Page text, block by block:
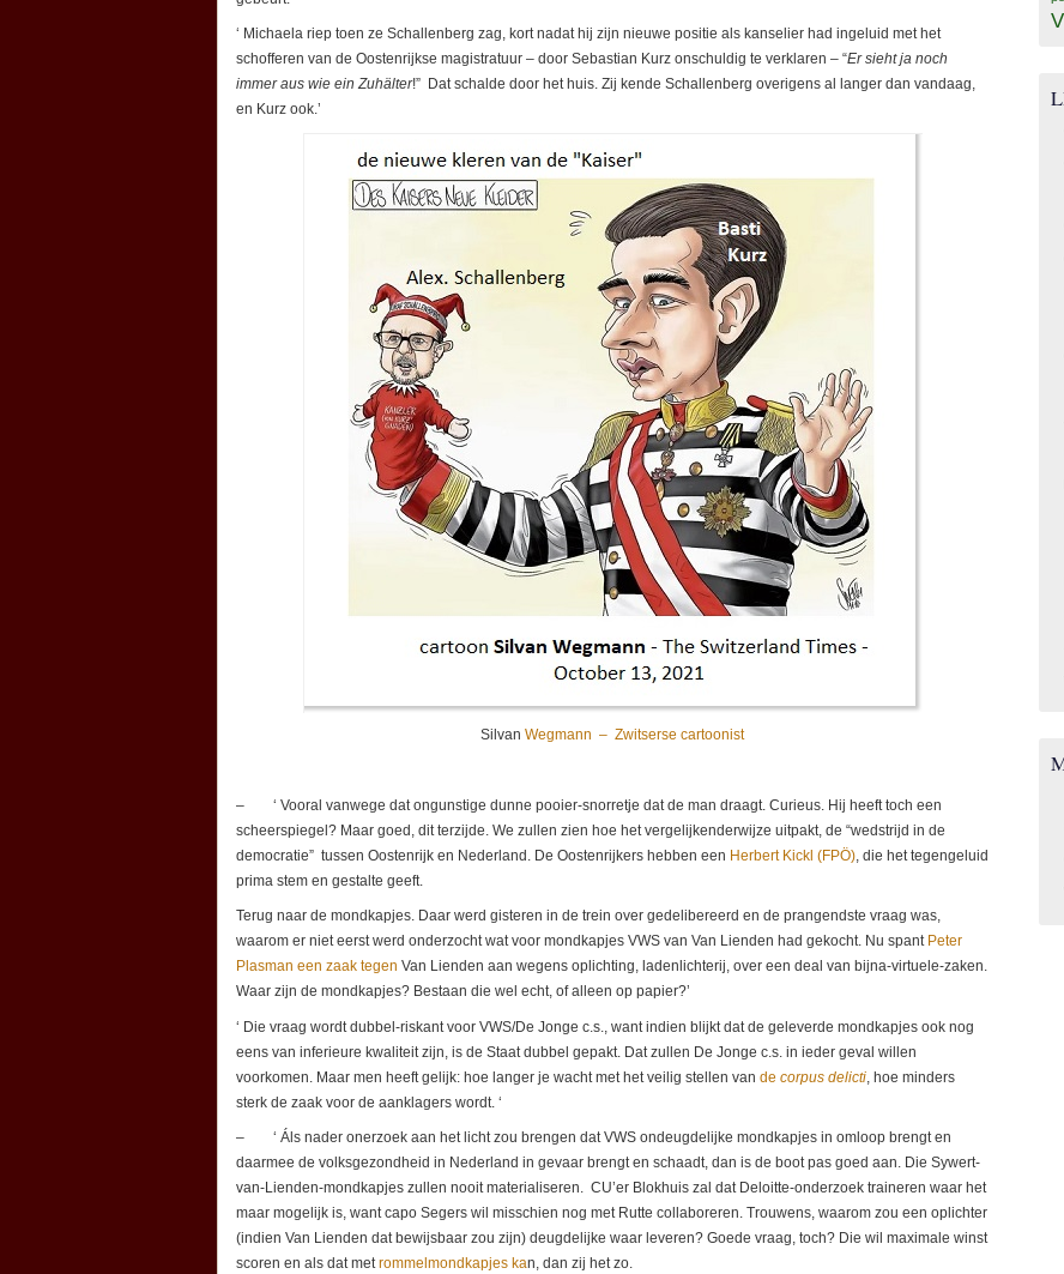
‘ Michaela riep toen ze Schallenberg zag, kort nadat hij zijn nieuwe positie als kanselier had ingeluid met het
schofferen van de Oostenrijkse magistratuur – door Sebastian Kurz onschuldig te verklaren – “Er sieht ja noch
immer aus wie ein Zuhälter!” Dat schalde door het huis. Zij kende Schallenberg overigens al langer dan vandaag,
en Kurz ook.’
Silvan Wegmann – Zwitserse cartoonist
– ‘ Vooral vanwege dat ongunstige dunne pooier-snorretje dat de man draagt. Curieus. Hij heeft toch een
scheerspiegel? Maar goed, dit terzijde. We zullen zien hoe het vergelijkenderwijze uitpakt, de “wedstrijd in de
democratie” tussen Oostenrijk en Nederland. De Oostenrijkers hebben een Herbert Kickl (FPÖ), die het tegengeluid
prima stem en gestalte geeft.
Terug naar de mondkapjes. Daar werd gisteren in de trein over gedelibereerd en de prangendste vraag was,
waarom er niet eerst werd onderzocht wat voor mondkapjes VWS van Van Lienden had gekocht. Nu spant Peter
Plasman een zaak tegen Van Lienden aan wegens oplichting, ladenlichterij, over een deal van bijna-virtuele-zaken.
Waar zijn de mondkapjes? Bestaan die wel echt, of alleen op papier?’
‘ Die vraag wordt dubbel-riskant voor VWS/De Jonge c.s., want indien blijkt dat de geleverde mondkapjes ook nog
eens van inferieure kwaliteit zijn, is de Staat dubbel gepakt. Dat zullen De Jonge c.s. in ieder geval willen
voorkomen. Maar men heeft gelijk: hoe langer je wacht met het veilig stellen van de corpus delicti , hoe minders
sterk de zaak voor de aanklagers wordt. ‘
– ‘ Áls nader onerzoek aan het licht zou brengen dat VWS ondeugdelijke mondkapjes in omloop brengt en
daarmee de volksgezondheid in Nederland in gevaar brengt en schaadt, dan is de boot pas goed aan. Die Sywert-
van-Lienden-mondkapjes zullen nooit materialiseren. CU’er Blokhuis zal dat Deloitte-onderzoek traineren waar het
maar mogelijk is, want capo Segers wil misschien nog met Rutte collaboreren. Trouwens, waarom zou een oplichter
(indien Van Lienden dat bewijsbaar zou zijn) deugdelijke waar leveren? Goede vraag, toch? Die wil maximale winst
scoren en als dat metrommelmondkapjes kan, dan zij het zo.